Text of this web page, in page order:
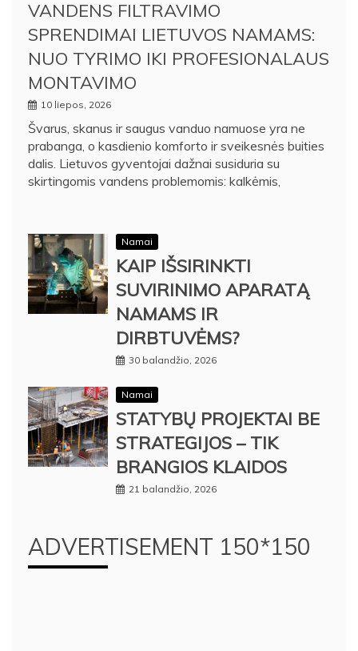
VANDENS FILTRAVIMO
SPRENDIMAI LIETUVOS NAMAMS:
NUO TYRIMO IKI PROFESIONALAUS
MONTAVIMO
10 liepos, 2026
Švarus, skanus ir saugus vanduo namuose yra ne
prabanga, o kasdienio komforto ir sveikesnės buities
dalis. Lietuvos gyventojai dažnai susiduria su
skirtingomis vandens problemomis: kalkėmis,
Namai
KAIP IŠSIRINKTI
SUVIRINIMO APARATĄ
NAMAMS IR
DIRBTUVĖMS?
30 balandžio, 2026
Namai
STATYBŲ PROJEKTAI BE
STRATEGIJOS – TIK
BRANGIOS KLAIDOS
21 balandžio, 2026
ADVERTISEMENT 150*150